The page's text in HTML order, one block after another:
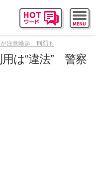
が注意喚起 刑罰も
用は“違法” 警察